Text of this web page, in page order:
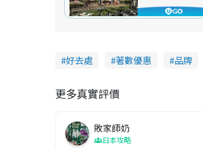
好去處 著數優惠 品牌
更多真實評價
敗家師奶
日本攻略